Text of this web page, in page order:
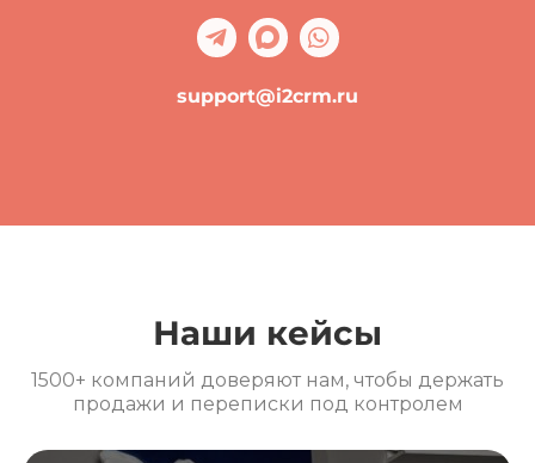
support@i2crm.ru
Наши кейсы
1500+ компаний доверяют нам, чтобы держать
продажи и переписки под контролем